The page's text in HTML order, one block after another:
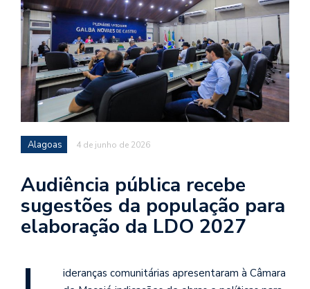
Alagoas 4 de junho de 2026
Audiência pública recebe
sugestões da população para
elaboração da LDO 2027
ideranças comunitárias apresentaram à Câmara